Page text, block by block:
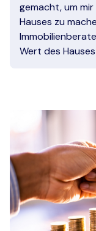
gemacht, um
Hauses zu
Wert des